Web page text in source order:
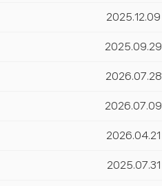
2025.12.09
2025.09.29
2026.07.28
2026.07.09
2026.04.21
2025.07.31